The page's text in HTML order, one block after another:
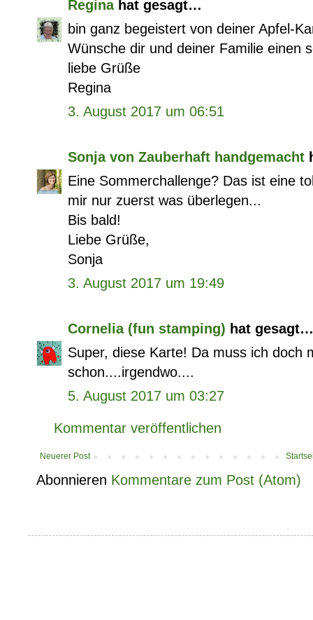
Reginahat gesagt…
bin ganz begeistert von deiner Apfel-
Wünsche dir und deiner Familie einen
liebe Grüße
Regina
3. August 2017 um 06:51
Sonja von Zauberhaft handgemacht
Eine Sommerchallenge? Das ist eine
mir nur zuerst was überlegen...
Bis bald!
Liebe Grüße,
Sonja
3. August 2017 um 19:49
Cornelia (fun stamping) hat gesagt…
Super, diese Karte! Da muss ich doch
schon....irgendwo....
5. August 2017 um 03:27
Kommentar veröffentlichen
Neuerer Post
Abonnieren Kommentare zum Post (Atom)